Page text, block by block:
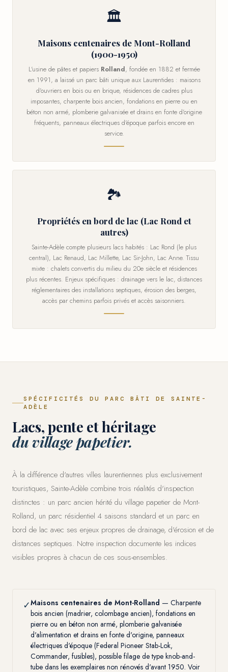
🏛
Maisons centenaires de Mont-Rolland
(1900-1950)
L'usine de pâtes et papiers Rolland, fondée en 1882 et fermée
en 1991, a laissé un parc bâti unique aux Laurentides : maisons
d'ouvriers en bois ou en brique, résidences de cadres plus
imposantes, charpente bois ancien, fondations en pierre ou en
béton non armé, plomberie galvanisée et drains en fonte d'origine
fréquents, panneaux électriques d'époque parfois encore en
service.
🏞
Propriétés en bord de lac (Lac Rond et
autres)
Sainte-Adèle compte plusieurs lacs habités : Lac Rond (le plus
central), Lac Renaud, Lac Millette, Lac Sir-John, Lac Anne. Tissu
mixte : chalets convertis du milieu du 20e siècle et résidences
plus récentes. Enjeux spécifiques : drainage vers le lac, distances
réglementaires des installations septiques, érosion des berges,
accès par chemins parfois privés et accès saisonniers.
SPÉCIFICITÉS DU PARC BÂTI DE SAINTE-
ADÈLE
Lacs, pente et héritage
du village papetier.
À la différence d'autres villes laurentiennes plus exclusivement
touristiques, Sainte-Adèle combine trois réalités d'inspection
distinctes : un parc ancien hérité du village papetier de Mont-
Rolland, un parc résidentiel 4 saisons standard et un parc en
bord de lac avec ses enjeux propres de drainage, d'érosion et de
distances septiques. Notre inspection documente les indices
visibles propres à chacun de ces sous-ensembles.
✓Maisons centenaires de Mont-Rolland — Charpente
bois ancien (madrier, colombage ancien), fondations en
pierre ou en béton non armé, plomberie galvanisée
d'alimentation et drains en fonte d'origine, panneaux
électriques d'époque (Federal Pioneer Stab-Lok,
Commander, fusibles), possible filage de type knob-and-
tube dans les exemplaires non rénovés d'avant 1950. Voir